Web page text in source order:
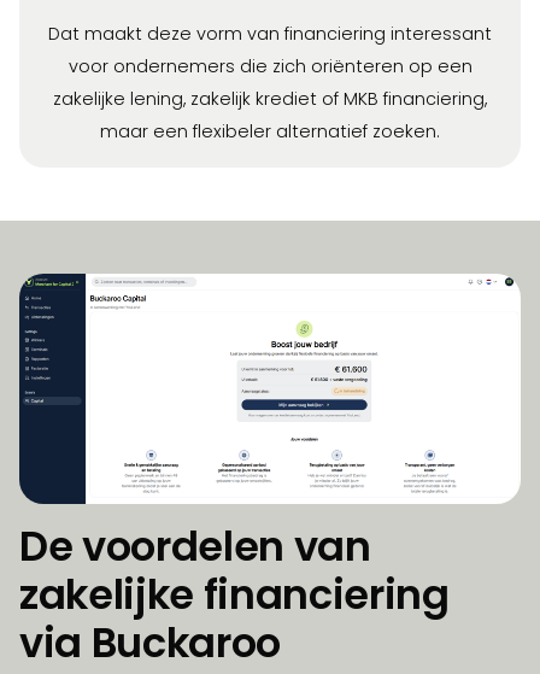
Dat maakt deze vorm van financiering interessant
voor ondernemers die zich oriënteren op een
zakelijke lening, zakelijk krediet of MKB financiering,
maar een flexibeler alternatief zoeken.
De voordelen van
zakelijke financiering
via Buckaroo